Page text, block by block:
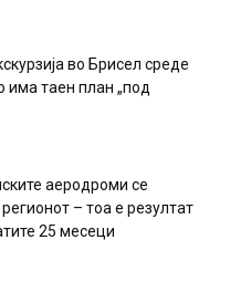
во Брисел среде
има таен план „под
аеродроми се
– тоа е резултат
25 месеци